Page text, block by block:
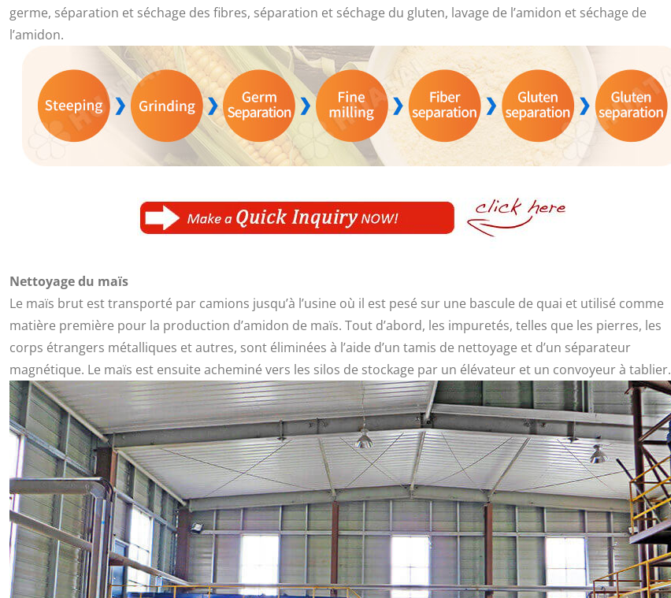
germe, séparation et séchage des fibres, séparation et séchage du gluten, lavage de l’amidon et séchage de
l’amidon.
Nettoyage du maïs
Le maïs brut est transporté par camions jusqu’à l’usine où il est pesé sur une bascule de quai et utilisé comme
matière première pour la production d’amidon de maïs. Tout d’abord, les impuretés, telles que les pierres, les
corps étrangers métalliques et autres, sont éliminées à l’aide d’un tamis de nettoyage et d’un séparateur
magnétique. Le maïs est ensuite acheminé vers les silos de stockage par un élévateur et un convoyeur à tablier.